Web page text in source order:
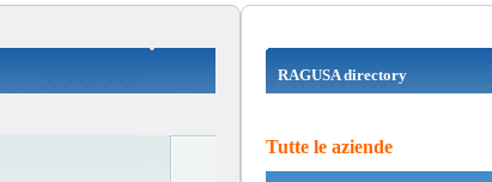
RAGUSA directory
Tutte le aziende